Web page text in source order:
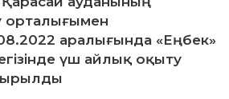
орталығымен
аралығында «Еңбек»
үш айлық оқыту